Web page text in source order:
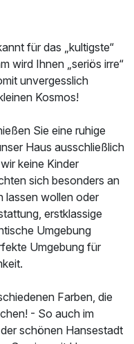
p.P. ab 109,00 €
für das „kultigste“
wird Ihnen „seriös irre“
unvergesslich
Kosmos!
Sie eine ruhige
Haus ausschließlich
keine Kinder
sich besonders an
lassen wollen oder
erstklassige
Umgebung
Umgebung für
Farben, die
- So auch im
schönen Hansestadt